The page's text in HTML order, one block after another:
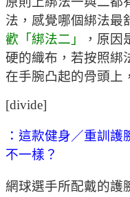
法，感覺哪個綁法最
歡「綁法二」
，原
硬的織布，若按照綁
在手腕凸起的骨頭上
[divide]
：這款健身／重訓
不一樣？
網球選手所配戴的護